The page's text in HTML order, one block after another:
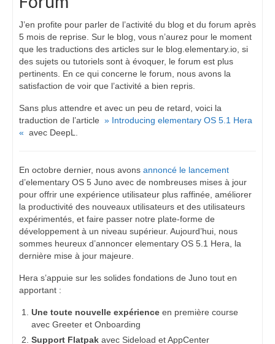
J’en profite pour parler de l’activité du blog et du forum après
5 mois de reprise. Sur le blog, vous n’aurez pour le moment
que les traductions des articles sur le blog.elementary.io, si
des sujets ou tutoriels sont à évoquer, le forum est plus
pertinents. En ce qui concerne le forum, nous avons la
satisfaction de voir que l’activité a bien repris.
Sans plus attendre et avec un peu de retard, voici la
traduction de l’article » Introducing elementary OS 5.1 Hera
« avec DeepL.
En octobre dernier, nous avons annoncé le lancement
d’elementary OS 5 Juno avec de nombreuses mises à jour
pour offrir une expérience utilisateur plus raffinée, améliorer
la productivité des nouveaux utilisateurs et des utilisateurs
expérimentés, et faire passer notre plate-forme de
développement à un niveau supérieur. Aujourd’hui, nous
sommes heureux d’annoncer elementary OS 5.1 Hera, la
dernière mise à jour majeure.
Hera s’appuie sur les solides fondations de Juno tout en
apportant :
Une toute nouvelle expérience en première course
avec Greeter et Onboarding
Support Flatpak avec Sideload et AppCenter